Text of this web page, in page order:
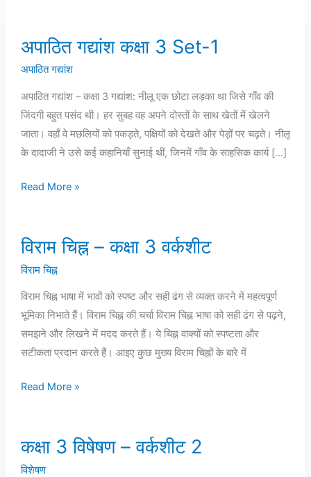
अपाठित गद्यांश कक्षा 3 Set-1
अपाठित गद्यांश
अपाठित गद्यांश – कक्षा 3 गद्यांश: नीलू एक छोटा लड़का था जिसे गाँव की
जिंदगी बहुत पसंद थी। हर सुबह वह अपने दोस्तों के साथ खेतों में खेलने
जाता। वहाँ वे मछलियों को पकड़ते, पक्षियों को देखते और पेड़ों पर चढ़ते। नीलू
के दादाजी ने उसे कई कहानियाँ सुनाई थीं, जिनमें गाँव के साहसिक कार्य […]
अपाठित
गद्यांश
3
Set-
1
Read More »
विराम चिह्न – कक्षा 3 वर्कशीट
विराम चिह्न
विराम चिह्न भाषा में भावों को स्पष्ट और सही ढंग से व्यक्त करने में महत्वपूर्ण
भूमिका निभाते हैं। विराम चिह्न की चर्चा विराम चिह्न भाषा को सही ढंग से पढ़ने,
समझने और लिखने में मदद करते हैं। ये चिह्न वाक्यों को स्पष्टता और
सटीकता प्रदान करते हैं। आइए कुछ मुख्य विराम चिह्नों के बारे में
विराम
चिह्न
कक्षा
3
वर्कशीट
Read More »
कक्षा 3 विषेषण – वर्कशीट 2
विशेषण
कक्षा
3